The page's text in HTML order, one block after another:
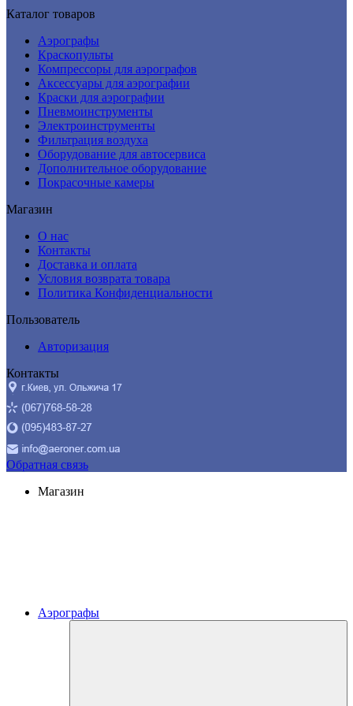
Каталог товаров
Аэрографы
Краскопульты
Компрессоры для аэрографов
Аксессуары для аэрографии
Краски для аэрографии
Пневмоинструменты
Электроинструменты
Фильтрация воздуха
Оборудование для автосервиса
Дополнительное оборудование
Покрасочные камеры
Магазин
О нас
Контакты
Доставка и оплата
Условия возврата товара
Политика Конфиденциальности
Пользователь
Авторизация
Контакты
Обратная связь
Магазин
Аэрографы